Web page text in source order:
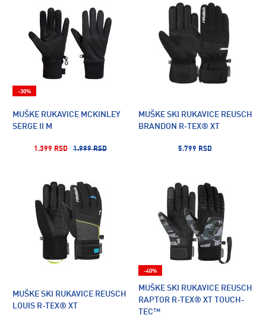
MUŠKE RUKAVICE MCKINLEY
SERGE II M
1.399 RSD 1.999 RSD
-30%
MUŠKE SKI RUKAVICE REUSCH
BRANDON R-TEX® XT
5.799 RSD
MUŠKE SKI RUKAVICE REUSCH
LOUIS R-TEX® XT
MUŠKE SKI RUKAVICE REUSCH
RAPTOR R-TEX® XT TOUCH-
TEC™
-40%